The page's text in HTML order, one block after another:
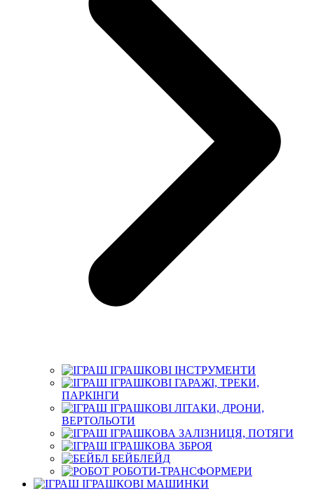
ІГРАШКОВІ ІНСТРУМЕНТИ
ІГРАШКОВІ ГАРАЖІ, ТРЕКИ,
ПАРКІНГИ
ІГРАШКОВІ ЛІТАКИ, ДРОНИ,
ВЕРТОЛЬОТИ
ІГРАШКОВА ЗАЛІЗНИЦЯ, ПОТЯГИ
ІГРАШКОВА ЗБРОЯ
БЕЙБЛЕЙД
РОБОТИ-ТРАНСФОРМЕРИ
ІГРАШКОВІ МАШИНКИ